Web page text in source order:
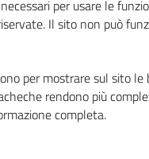
per usare le
Il sito non può
per mostrare sul sito
rendono più
completa.